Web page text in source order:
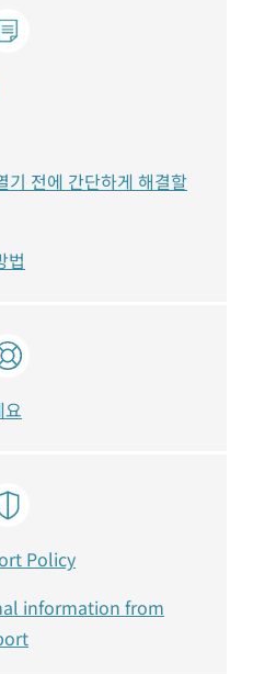
기 전에 간단하게 해결할
법
Policy
information from